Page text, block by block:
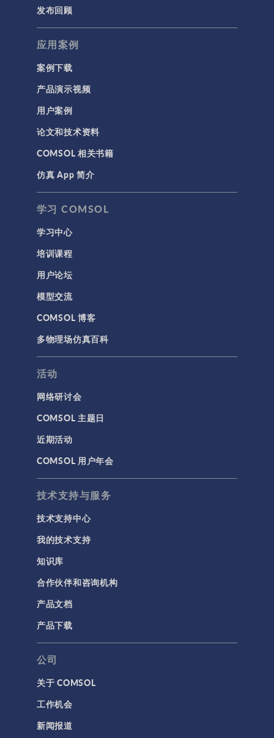
发布回顾
应用案例
案例下载
产品演示视频
用户案例
论文和技术资料
COMSOL 相关书籍
仿真 App 简介
学习 COMSOL
学习中心
培训课程
用户论坛
模型交流
COMSOL 博客
多物理场仿真百科
活动
网络研讨会
COMSOL 主题日
近期活动
COMSOL 用户年会
技术支持与服务
技术支持中心
我的技术支持
知识库
合作伙伴和咨询机构
产品文档
产品下载
公司
关于 COMSOL
工作机会
新闻报道